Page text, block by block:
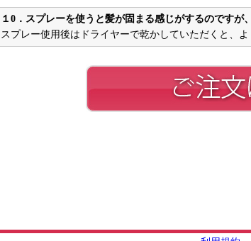
１0．スプレーを使うと髪が固まる感じがするのですが
スプレー使用後はドライヤーで乾かしていただくと、よ